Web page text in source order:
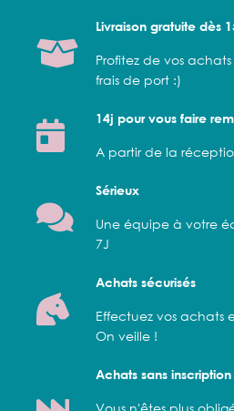
Livraison gratuite dès
Profitez de vos
frais de port :)
14j pour vous faire
A partir de la
Sérieux
Une équipe à votre
7J
Achats sécurisés
Effectuez vos achats
On veille !
Achats sans inscription